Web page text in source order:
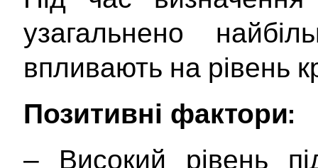
узагальнено
впливають на рівень
Позитивні фактори:
‒ Високий рівень